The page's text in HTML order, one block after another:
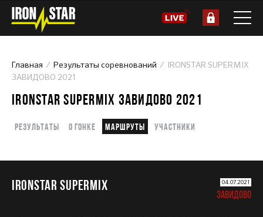
Главная Результаты соревнований
IRONSTAR SUPERMIX
ЗАВИДОВО 2021
IRONSTAR SUPERMIX ЗАВИДОВО 2021
Результаты О гонке Маршруты Участники
IRONSTAR SUPERMIX 04.07.2021
ЗАВИДОВО